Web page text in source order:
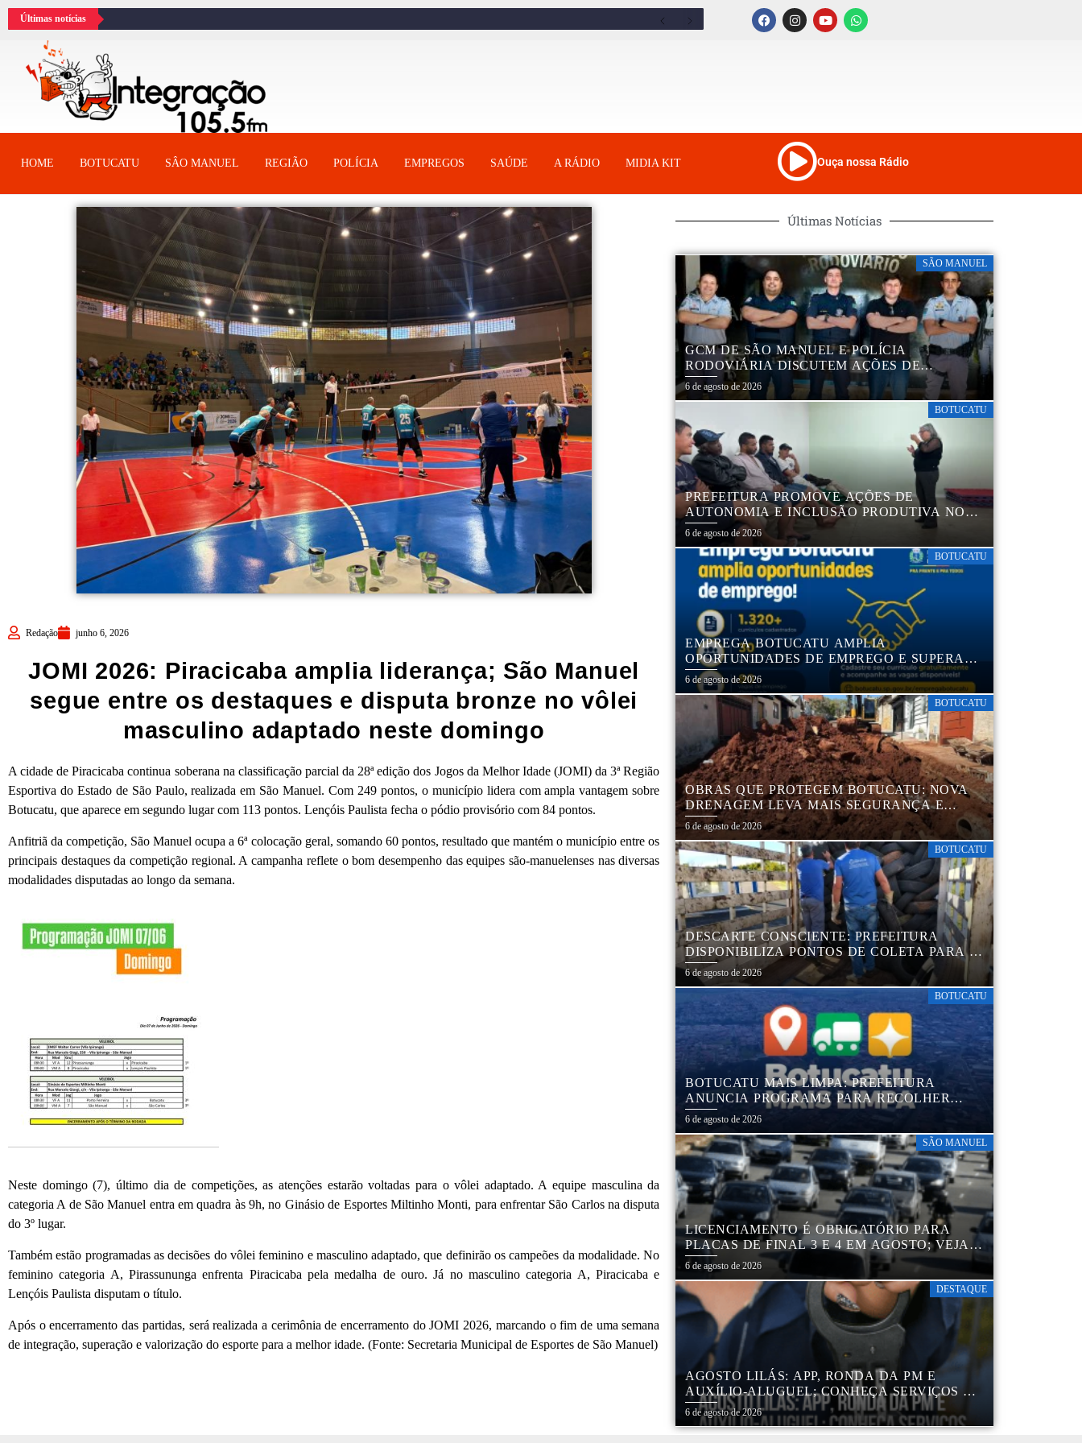
Últimas notícias
HOME BOTUCATU SÂO MANUEL REGIÃO POLÍCIA EMPREGOS SAÚDE A RÁDIO MIDIA KIT Ouça nossa Rádio
Redação junho 6, 2026
JOMI 2026: Piracicaba amplia liderança; São Manuel
segue entre os destaques e disputa bronze no vôlei
masculino adaptado neste domingo
A cidade de Piracicaba continua soberana na classificação parcial da 28ª edição dos Jogos da Melhor Idade (JOMI) da 3ª Região
Esportiva do Estado de São Paulo, realizada em São Manuel. Com 249 pontos, o município lidera com ampla vantagem sobre
Botucatu, que aparece em segundo lugar com 113 pontos. Lençóis Paulista fecha o pódio provisório com 84 pontos.
Anfitriã da competição, São Manuel ocupa a 6ª colocação geral, somando 60 pontos, resultado que mantém o município entre os
principais destaques da competição regional. A campanha reflete o bom desempenho das equipes são-manuelenses nas diversas
modalidades disputadas ao longo da semana.
Neste domingo (7), último dia de competições, as atenções estarão voltadas para o vôlei adaptado. A equipe masculina da
categoria A de São Manuel entra em quadra às 9h, no Ginásio de Esportes Miltinho Monti, para enfrentar São Carlos na disputa
do 3º lugar.
Também estão programadas as decisões do vôlei feminino e masculino adaptado, que definirão os campeões da modalidade. No
feminino categoria A, Pirassununga enfrenta Piracicaba pela medalha de ouro. Já no masculino categoria A, Piracicaba e
Lençóis Paulista disputam o título.
Após o encerramento das partidas, será realizada a cerimônia de encerramento do JOMI 2026, marcando o fim de uma semana
de integração, superação e valorização do esporte para a melhor idade. (Fonte: Secretaria Municipal de Esportes de São Manuel)
Últimas Notícias
SÃO MANUEL
GCM DE SÃO MANUEL E POLÍCIA
RODOVIÁRIA DISCUTEM AÇÕES DE
EDUCAÇÃO E SEGURANÇA NO TRÂNSITO
6 de agosto de 2026
BOTUCATU
PREFEITURA PROMOVE AÇÕES DE
AUTONOMIA E INCLUSÃO PRODUTIVA NO
CENTRO POP VIDA
6 de agosto de 2026
BOTUCATU
EMPREGA BOTUCATU AMPLIA
OPORTUNIDADES DE EMPREGO E SUPERA
1,3 MIL CURRÍCULOS CADASTRADOS
6 de agosto de 2026
BOTUCATU
OBRAS QUE PROTEGEM BOTUCATU: NOVA
DRENAGEM LEVA MAIS SEGURANÇA E
TRANQUILIDADE AOS MORADORES DA
COHAB 5
6 de agosto de 2026
BOTUCATU
DESCARTE CONSCIENTE: PREFEITURA
DISPONIBILIZA PONTOS DE COLETA PARA O
DESCARTE AMBIENTALMENTE CORRETO DE
PNEUS, GARANTINDO DESTINAÇÃO
ADEQUADA E PRESERVAÇÃO AMBIENTAL
6 de agosto de 2026
BOTUCATU
BOTUCATU MAIS LIMPA: PREFEITURA
ANUNCIA PROGRAMA PARA RECOLHER
MÓVEIS, PNEUS, COLCHÕES E OUTROS
MATERIAIS SEM USO
6 de agosto de 2026
SÃO MANUEL
LICENCIAMENTO É OBRIGATÓRIO PARA
PLACAS DE FINAL 3 E 4 EM AGOSTO; VEJA
CALENDÁRIO
6 de agosto de 2026
DESTAQUE
AGOSTO LILÁS: APP, RONDA DA PM E
AUXÍLIO-ALUGUEL; CONHEÇA SERVIÇOS DA
REDE DE PROTEÇÃO ÀS MULHERES NO
ESTADO DE SP
6 de agosto de 2026